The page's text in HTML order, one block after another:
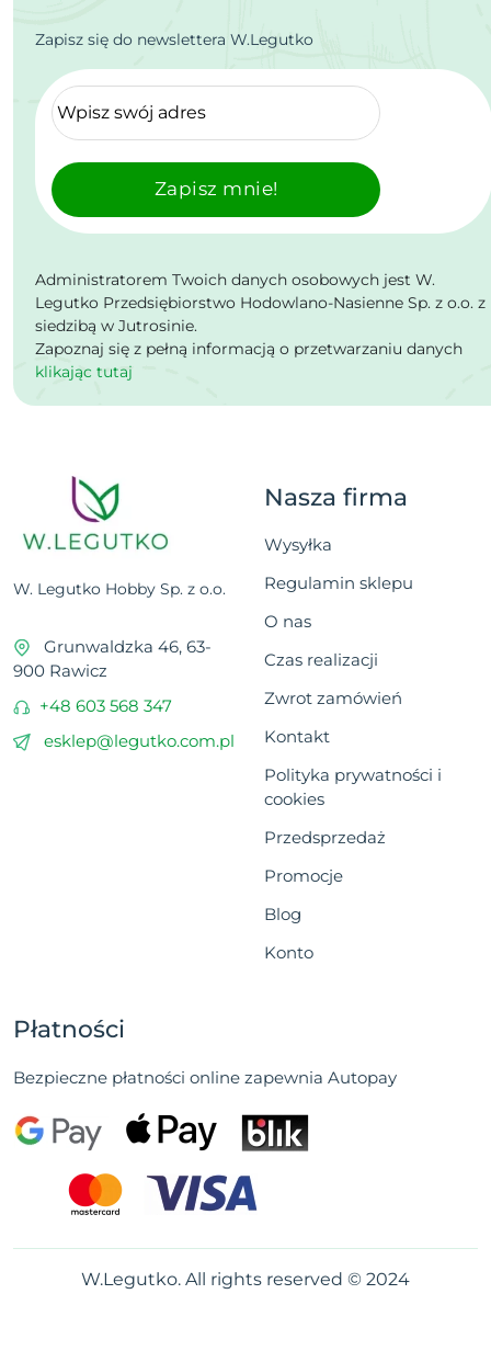
Zapisz się do newslettera W.Legutko
Zapisz mnie!
Administratorem Twoich danych osobowych jest W.
Legutko Przedsiębiorstwo Hodowlano-Nasienne Sp. z o.o. z
siedzibą w Jutrosinie.
Zapoznaj się z pełną informacją o przetwarzaniu danych
klikając tutaj
W. Legutko Hobby Sp. z o.o.
Grunwaldzka 46, 63-
900 Rawicz
+48 603 568 347
esklep@legutko.com.pl
Nasza firma
Wysyłka
Regulamin sklepu
O nas
Czas realizacji
Zwrot zamówień
Kontakt
Polityka prywatności i
cookies
Przedsprzedaż
Promocje
Blog
Konto
Płatności
Bezpieczne płatności online zapewnia Autopay
W.Legutko. All rights reserved © 2024